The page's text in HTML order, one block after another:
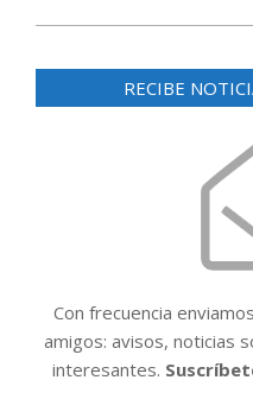
RECIBE
Con frecuencia
amigos: avisos, noticias
interesantes.